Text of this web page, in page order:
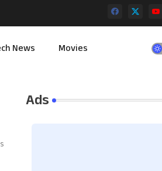
News Movies
Ads